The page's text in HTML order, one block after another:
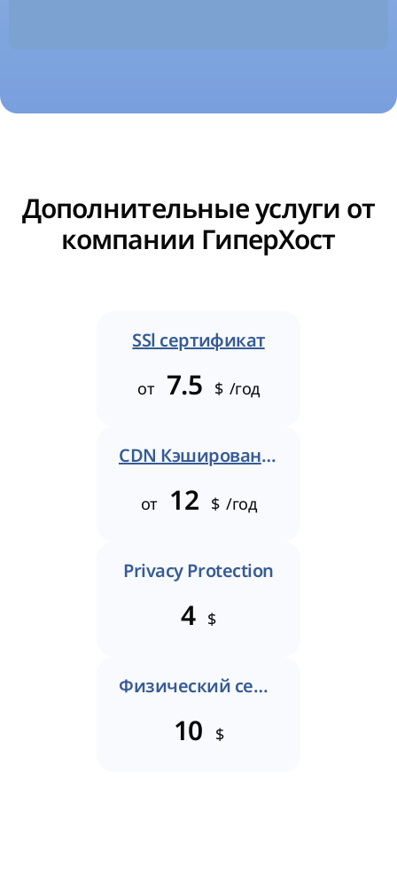
Дополнительные услуги от
компании ГиперХост
SSl сертификат
от 7.5 $ /год
CDN Кэширование
от 12 $ /год
Privacy Protection
4 $
Физический сертификат
10 $